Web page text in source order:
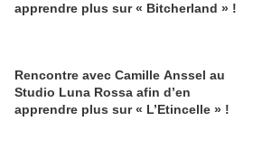
apprendre plus sur « Bitcherland » !
Rencontre avec Camille Anssel au
Studio Luna Rossa afin d’en
apprendre plus sur « L’Etincelle » !